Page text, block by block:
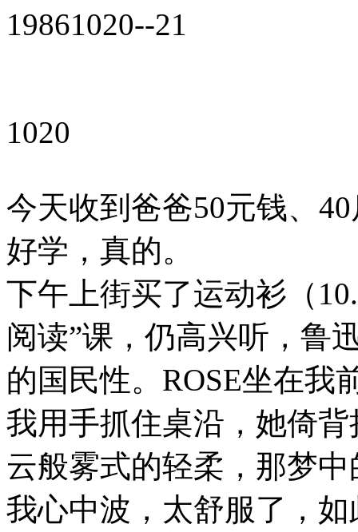
19861020--21
1020
今天收到爸爸50元钱、
好学，真的。
下午上街买了运动衫（
阅读”课，仍高兴听，鲁
的国民性。ROSE坐在我
我用手抓住桌沿，她倚
云般雾式的轻柔，那梦
我心中波，太舒服了，